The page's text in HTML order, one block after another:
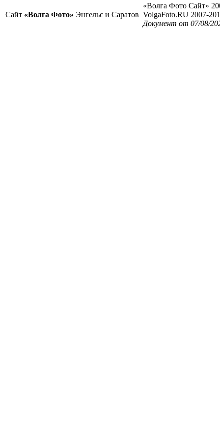
Сайт «Волга Фото» Энгельс и Саратов
«Волга Фото Сайт»
VolgaFoto.RU 2007-
Документ от 07/08/